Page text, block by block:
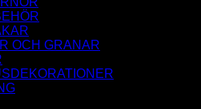
OCH GRANAR